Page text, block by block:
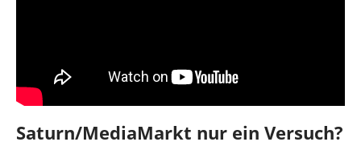
Saturn/MediaMarkt nur ein Versuch?